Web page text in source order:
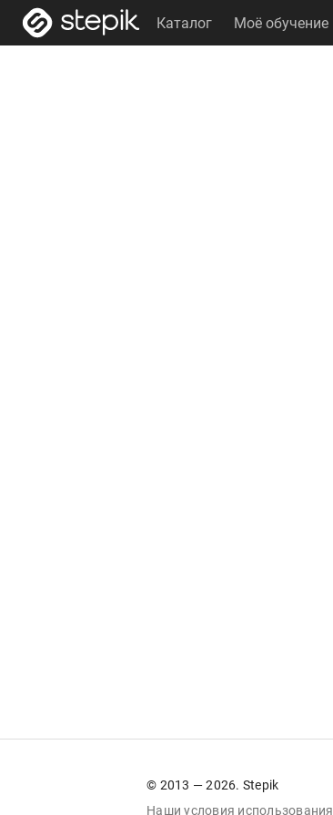
Каталог Моё обучение
© 2013 — 2026. Stepik
Наши условия использования